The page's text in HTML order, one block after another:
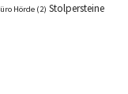
Hörde (2) Stolpersteine